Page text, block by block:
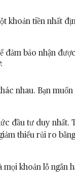
khoản tiền nhất
đảm bảo nhận
nhau. Bạn muốn
đầu tư duy nhất.
thiểu rủi ro
khoản lỗ ngắn